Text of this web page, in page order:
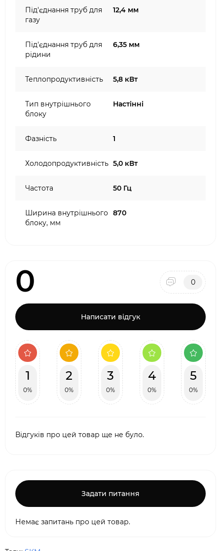
Під'єднання труб для
газу
12,4 мм
Під'єднання труб для
рідини
6,35 мм
Теплопродуктивність 5,8 кВт
Тип внутрішнього
блоку
Настінні
Фазність 1
Холодопродуктивність 5,0 кВт
Частота 50 Гц
Ширина внутрішнього
блоку, мм
870
0 0
Написати відгук
1
0%
2
0%
3
0%
4
0%
5
0%
Відгуків про цей товар ще не було.
Задати питання
Немає запитань про цей товар.